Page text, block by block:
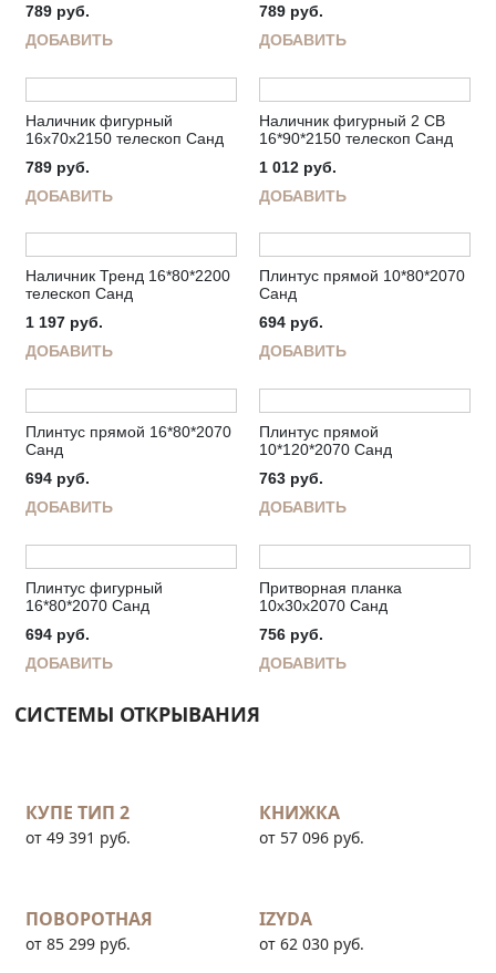
789 руб.
ДОБАВИТЬ
789 руб.
ДОБАВИТЬ
Наличник фигурный
16х70х2150 телескоп Санд
789 руб.
ДОБАВИТЬ
Наличник фигурный 2 СВ
16*90*2150 телескоп Санд
1 012 руб.
ДОБАВИТЬ
Наличник Тренд 16*80*2200
телескоп Санд
1 197 руб.
ДОБАВИТЬ
Плинтус прямой 10*80*2070
Санд
694 руб.
ДОБАВИТЬ
Плинтус прямой 16*80*2070
Санд
694 руб.
ДОБАВИТЬ
Плинтус прямой
10*120*2070 Санд
763 руб.
ДОБАВИТЬ
Плинтус фигурный
16*80*2070 Санд
694 руб.
ДОБАВИТЬ
Притворная планка
10х30х2070 Санд
756 руб.
ДОБАВИТЬ
СИСТЕМЫ ОТКРЫВАНИЯ
КУПЕ ТИП 2
от 49 391 руб.
КНИЖКА
от 57 096 руб.
ПОВОРОТНАЯ
от 85 299 руб.
IZYDA
от 62 030 руб.